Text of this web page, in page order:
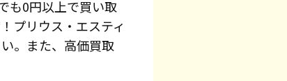
も0円以上で買い取
プリウス・エスティ
。また、高価買取